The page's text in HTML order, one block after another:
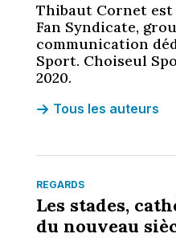
Thibaut Cornet
Fan Syndicate,
communication
Sport. Choiseul
2020.
Tous les auteurs
REGARDS
Les stades,
du nouveau